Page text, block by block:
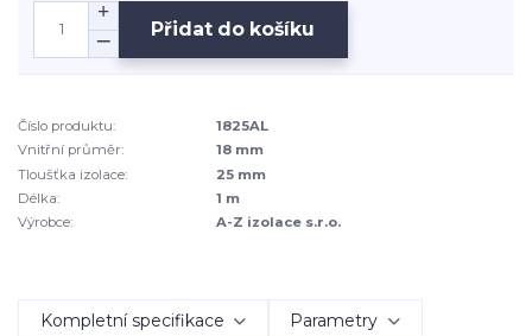
Přidat do košíku
Číslo produktu:
1825AL
Vnitřní průměr:
18 mm
Tloušťka izolace:
25 mm
Délka:
1 m
Výrobce:
A-Z izolace s.r.o.
Kompletní specifikace Parametry